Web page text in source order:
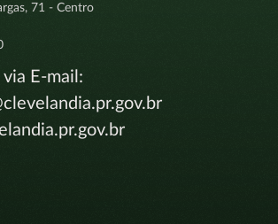
71 - Centro
E-mail: